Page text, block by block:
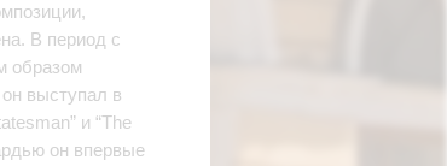
В период с
образом
выступал в
и “The
он впервые